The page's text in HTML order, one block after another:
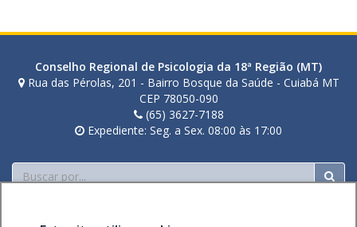
Conselho Regional de Psicologia da 18ª Região (MT)
Rua das Pérolas, 201 - Bairro Bosque da Saúde - Cuiabá MT
CEP 78050-090
(65) 3627-7188
Expediente: Seg. a Sex. 08:00 às 17:00
Buscar